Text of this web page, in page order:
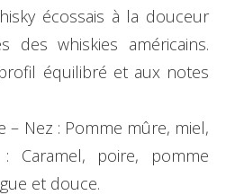
écossais à la douceur
des whiskies américains.
équilibré et aux notes
– Nez : Pomme mûre, miel,
Caramel, poire, pomme
et douce.